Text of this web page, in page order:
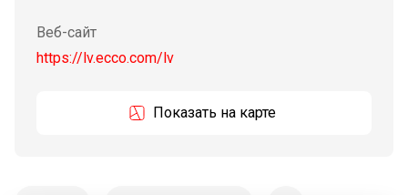
Веб-сайт
https://lv.ecco.com/lv
Показать на карте